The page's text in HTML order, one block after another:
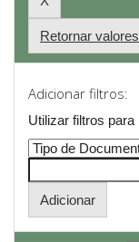
Retornar valores
Adicionar filtros:
Utilizar filtros